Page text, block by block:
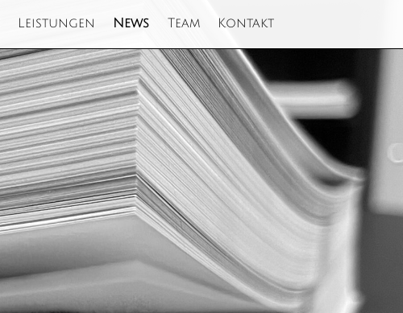
Leistungen News Team Kontakt